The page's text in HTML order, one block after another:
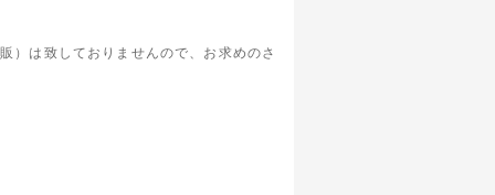
）は致しておりませんので、お求めのさ